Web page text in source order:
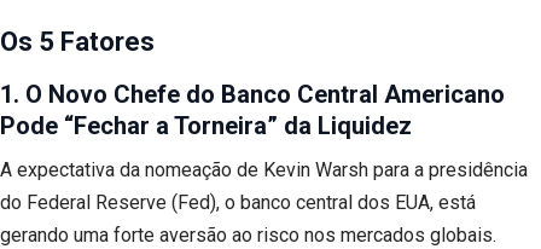
Os 5 Fatores
1. O Novo Chefe do Banco Central Americano
Pode “Fechar a Torneira” da Liquidez
A expectativa da nomeação de Kevin Warsh para a presidência
do Federal Reserve (Fed), o banco central dos EUA, está
gerando uma forte aversão ao risco nos mercados globais.